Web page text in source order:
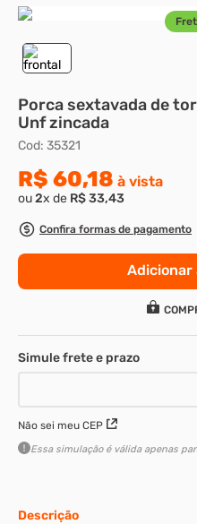
Porca sextavada de
Unf zincada
Cod: 35321
R$ 60,18 à vista
ou2x de R$33,43
Confira formas de pagamento
Adicionar
Não sei meu CEP
Essa simulação é válida apenas
Descrição
4º
parafuso sextavado
5º
arruela
6º
cupilha
8º
parafuso allen 5
9º
rodizio
10º presto